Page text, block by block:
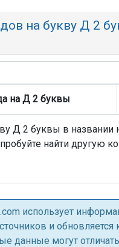
на букву Д 2
на Д 2 буквы
Д 2 буквы в названии
найти другую
использует
и
данные могут